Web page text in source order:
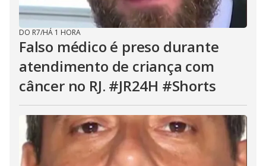
DO R7/HÁ 1 HORA
Falso médico é preso durante
atendimento de criança com
câncer no RJ. #JR24H #Shorts